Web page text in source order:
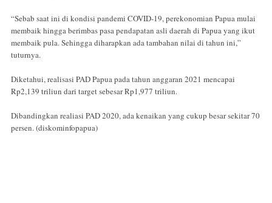
“Sebab saat ini di kondisi pandemi COVID-19, perekonomian Papua mulai
membaik hingga berimbas pasa pendapatan asli daerah di Papua yang ikut
membaik pula. Sehingga diharapkan ada tambahan nilai di tahun ini,”
tuturnya.
Diketahui, realisasi PAD Papua pada tahun anggaran 2021 mencapai
Rp2,139 triliun dari target sebesar Rp1,977 triliun.
Dibandingkan realiasi PAD 2020, ada kenaikan yang cukup besar sekitar 70
persen. (diskominfopapua)